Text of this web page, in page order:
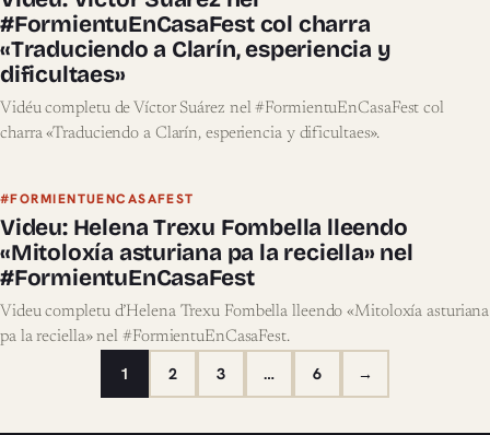
#FormientuEnCasaFest col charra
«Traduciendo a Clarín, esperiencia y
dificultaes»
Vidéu completu de Víctor Suárez nel #FormientuEnCasaFest col
charra «Traduciendo a Clarín, esperiencia y dificultaes».
#FORMIENTUENCASAFEST
Videu: Helena Trexu Fombella lleendo
«Mitoloxía asturiana pa la reciella» nel
#FormientuEnCasaFest
Videu completu d’Helena Trexu Fombella lleendo «Mitoloxía asturiana
pa la reciella» nel #FormientuEnCasaFest.
1 2 3 … 6 →